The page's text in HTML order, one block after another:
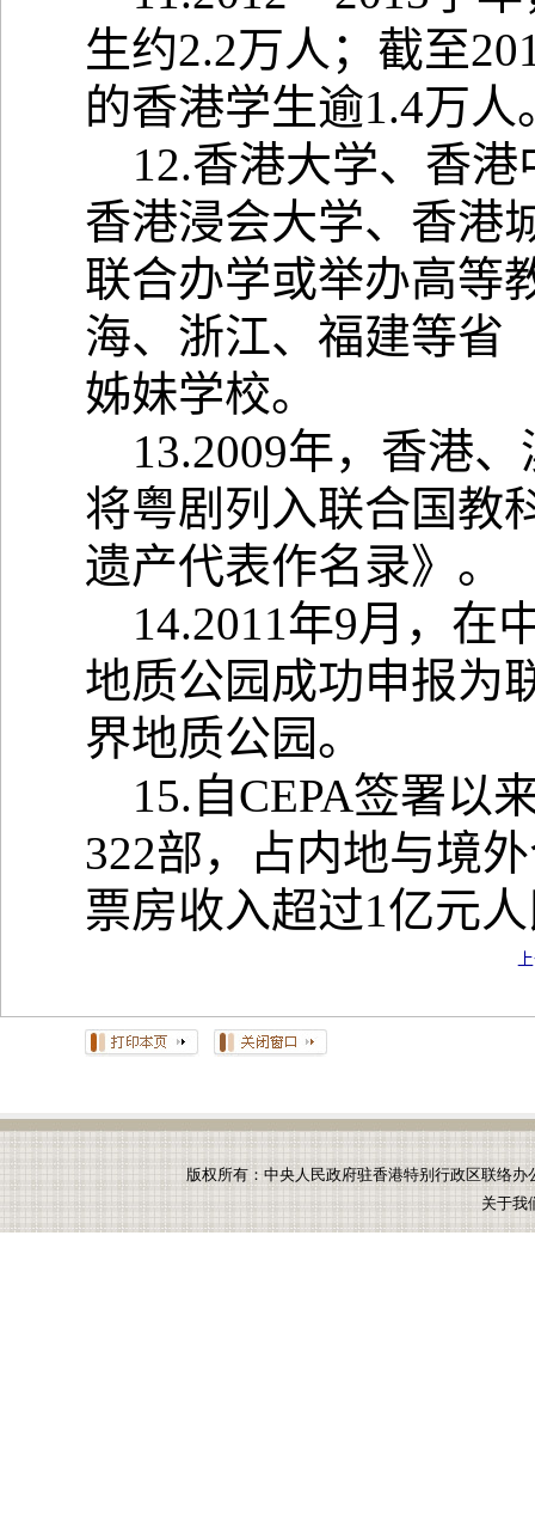
生约2.2万人；截至
的香港学生逾1.4万人
12.香港大学、香港
香港浸会大学、香港
联合办学或举办高等
海、浙江、福建等省
姊妹学校。
13.2009年，香港、
将粤剧列入联合国教
遗产代表作名录》。
14.2011年9月，在
地质公园成功申报为
界地质公园。
15.自CEPA签署以
322部，占内地与境
票房收入超过1亿元